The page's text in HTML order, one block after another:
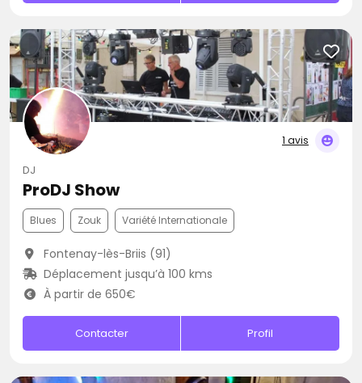
1 avis
DJ
ProDJ Show
Blues Zouk Variété Internationale
Fontenay-lès-Briis (91)
Déplacement jusqu’à 100 kms
À partir de 650€
Contacter Profil